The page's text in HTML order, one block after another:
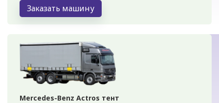
Заказать машину
Mercedes-Benz Actros тент